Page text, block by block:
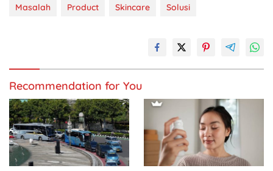
Masalah Product Skincare Solusi
Recommendation for You